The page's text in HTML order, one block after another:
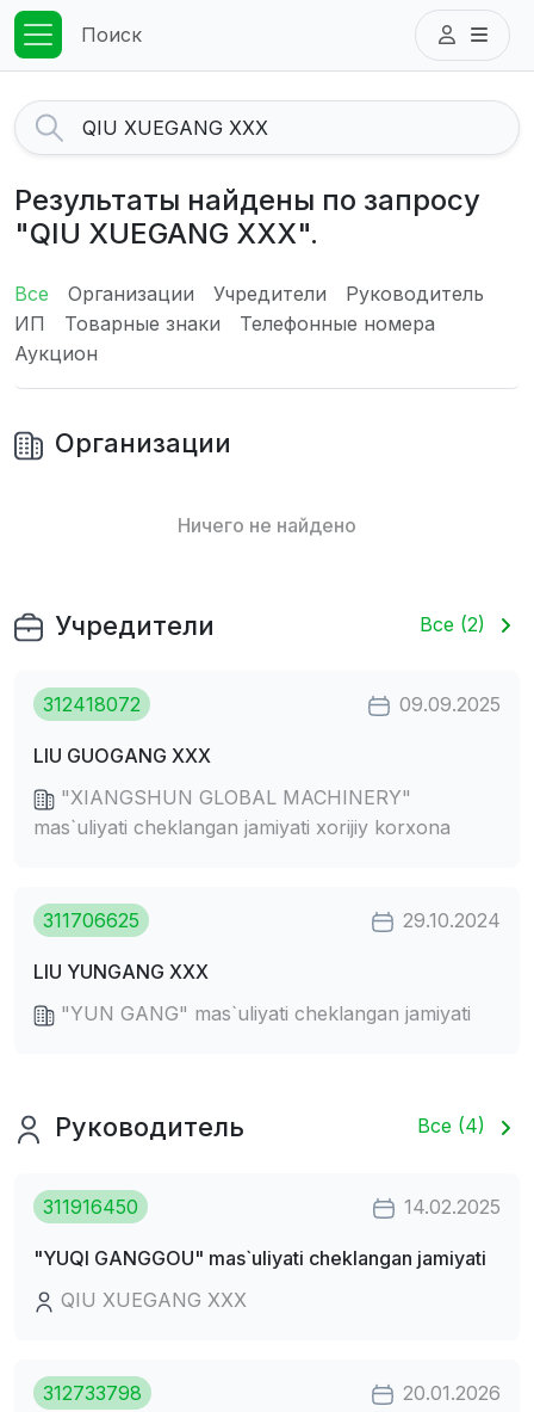
Поиск
Результаты найдены по запросу
"QIU XUEGANG XXX".
Все Организации Учредители
Руководитель
ИП
Товарные знаки
Телефонные номера
Аукцион
Организации
Ничего не найдено
Учредители Все (2)
312418072 09.09.2025
LIU GUOGANG XXX
"XIANGSHUN GLOBAL MACHINERY"
mas`uliyati cheklangan jamiyati xorijiy korxona
311706625 29.10.2024
LIU YUNGANG XXX
"YUN GANG" mas`uliyati cheklangan jamiyati
Руководитель Все (4)
311916450 14.02.2025
"YUQI GANGGOU" mas`uliyati cheklangan jamiyati
QIU XUEGANG XXX
312733798 20.01.2026